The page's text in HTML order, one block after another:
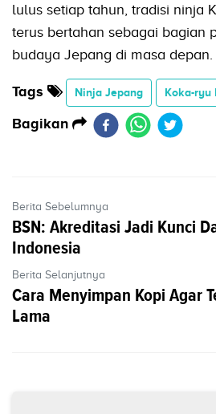
lulus setiap tahun, tradisi ninja
terus bertahan sebagai bagian
budaya Jepang di masa depan.
Tags Ninja Jepang Koka-ryu
Bagikan
Berita Sebelumnya
BSN: Akreditasi Jadi Kunci
Indonesia
Berita Selanjutnya
Cara Menyimpan Kopi Agar
Lama